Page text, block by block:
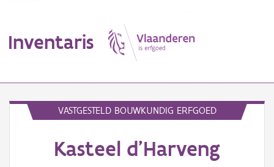
Inventaris
Erfgoedobject
VASTGESTELD BOUWKUNDIG ERFGOED
Kasteel d'Harveng